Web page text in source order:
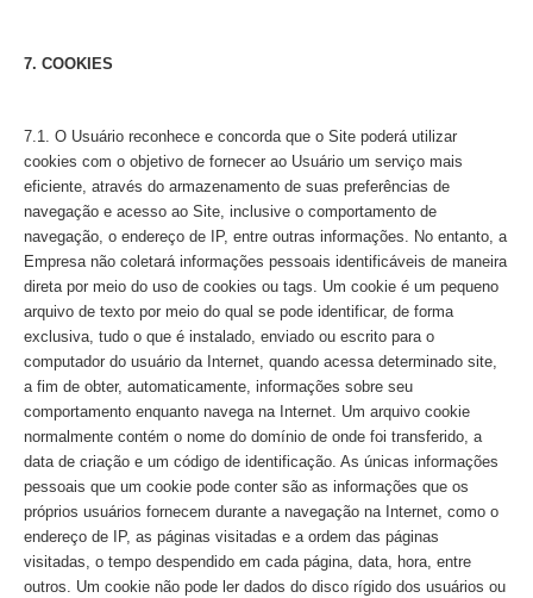
7. COOKIES
7.1. O Usuário reconhece e concorda que o Site poderá utilizar
cookies com o objetivo de fornecer ao Usuário um serviço mais
eficiente, através do armazenamento de suas preferências de
navegação e acesso ao Site, inclusive o comportamento de
navegação, o endereço de IP, entre outras informações. No entanto, a
Empresa não coletará informações pessoais identificáveis de maneira
direta por meio do uso de cookies ou tags. Um cookie é um pequeno
arquivo de texto por meio do qual se pode identificar, de forma
exclusiva, tudo o que é instalado, enviado ou escrito para o
computador do usuário da Internet, quando acessa determinado site,
a fim de obter, automaticamente, informações sobre seu
comportamento enquanto navega na Internet. Um arquivo cookie
normalmente contém o nome do domínio de onde foi transferido, a
data de criação e um código de identificação. As únicas informações
pessoais que um cookie pode conter são as informações que os
próprios usuários fornecem durante a navegação na Internet, como o
endereço de IP, as páginas visitadas e a ordem das páginas
visitadas, o tempo despendido em cada página, data, hora, entre
outros. Um cookie não pode ler dados do disco rígido dos usuários ou